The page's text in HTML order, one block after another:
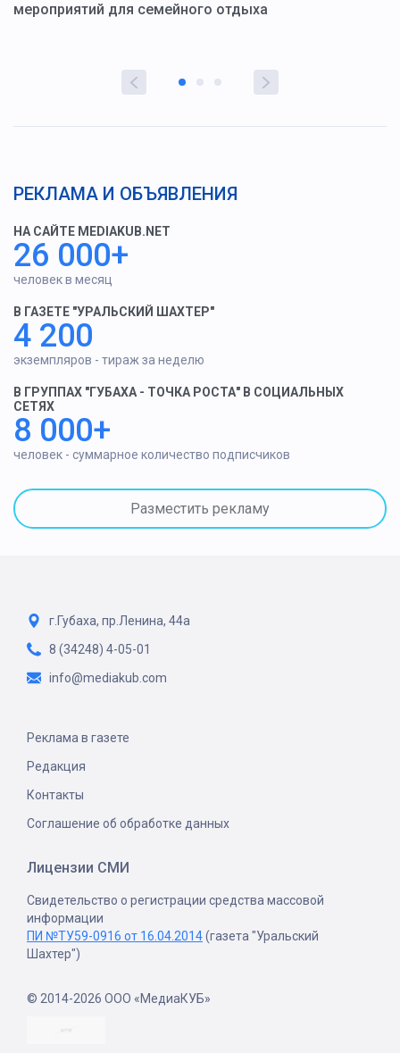
мероприятий для семейного отдыха
РЕКЛАМА И ОБЪЯВЛЕНИЯ
НА САЙТЕ MEDIAKUB.NET
26 000+
человек в месяц
В ГАЗЕТЕ "УРАЛЬСКИЙ ШАХТЕР"
4 200
экземпляров - тираж за неделю
В ГРУППАХ "ГУБАХА - ТОЧКА РОСТА" В СОЦИАЛЬНЫХ
СЕТЯХ
8 000+
человек - суммарное количество подписчиков
Разместить рекламу
г.Губаха, пр.Ленина, 44а
8 (34248) 4-05-01
info@mediakub.com
Реклама в газете
Редакция
Контакты
Соглашение об обработке данных
Лицензии СМИ
Свидетельство о регистрации средства массовой
информации
ПИ №ТУ59-0916 от 16.04.2014(газета "Уральский
Шахтер")
© 2014-2026 ООО «МедиаКУБ»